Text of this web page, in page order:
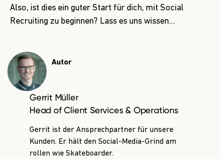
Also, ist dies ein guter Start für dich, mit Social
Recruiting zu beginnen? Lass es uns wissen…
Autor
Gerrit Müller
Head of Client Services & Operations
Gerrit ist der Ansprechpartner für unsere
Kunden. Er hält den Social-Media-Grind am
rollen wie Skateboarder.